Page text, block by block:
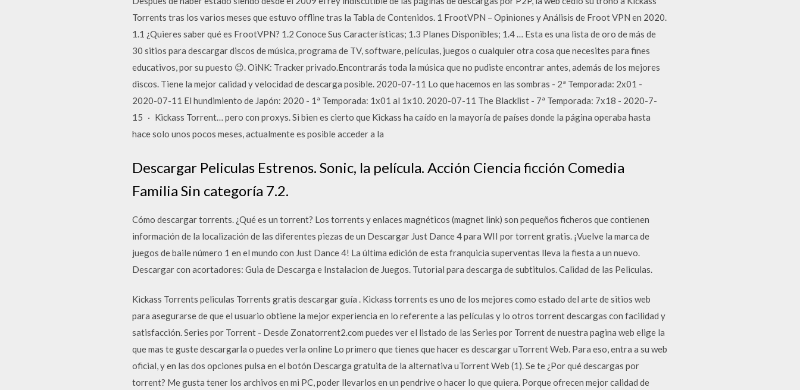
Torrents tras los varios meses que estuvo offline tras la Tabla de Contenidos. 1 FrootVPN – Opiniones y Análisis de Froot VPN en 2020.
1.1 ¿Quieres saber qué es FrootVPN? 1.2 Conoce Sus Características; 1.3 Planes Disponibles; 1.4 … Esta es una lista de oro de más de
30 sitios para descargar discos de música, programa de TV, software, películas, juegos o cualquier otra cosa que necesites para fines
educativos, por su puesto 😉. OiNK: Tracker privado.Encontrarás toda la música que no pudiste encontrar antes, además de los mejores
discos. Tiene la mejor calidad y velocidad de descarga posible. 2020-07-11 Lo que hacemos en las sombras - 2ª Temporada: 2x01 -
2020-07-11 El hundimiento de Japón: 2020 - 1ª Temporada: 1x01 al 1x10. 2020-07-11 The Blacklist - 7ª Temporada: 7x18 - 2020-7-
15 · Kickass Torrent… pero con proxys. Si bien es cierto que Kickass ha caído en la mayoría de países donde la página operaba hasta
hace solo unos pocos meses, actualmente es posible acceder a la
Descargar Peliculas Estrenos. Sonic, la película. Acción Ciencia ficción Comedia
Familia Sin categoría 7.2.
Cómo descargar torrents. ¿Qué es un torrent? Los torrents y enlaces magnéticos (magnet link) son pequeños ficheros que contienen
información de la localización de las diferentes piezas de un Descargar Just Dance 4 para WII por torrent gratis. ¡Vuelve la marca de
juegos de baile número 1 en el mundo con Just Dance 4! La última edición de esta franquicia superventas lleva la fiesta a un nuevo.
Descargar con acortadores: Guia de Descarga e Instalacion de Juegos. Tutorial para descarga de subtitulos. Calidad de las Peliculas.
Kickass Torrents peliculas Torrents gratis descargar guía . Kickass torrents es uno de los mejores como estado del arte de sitios web
para asegurarse de que el usuario obtiene la mejor experiencia en lo referente a las películas y lo otros torrent descargas con facilidad y
satisfacción. Series por Torrent - Desde Zonatorrent2.com puedes ver el listado de las Series por Torrent de nuestra pagina web elige la
que mas te guste descargarla o puedes verla online Lo primero que tienes que hacer es descargar uTorrent Web. Para eso, entra a su web
oficial, y en las dos opciones pulsa en el botón Descarga gratuita de la alternativa uTorrent Web (1). Se te ¿Por qué descargas por
torrent? Me gusta tener los archivos en mi PC, poder llevarlos en un pendrive o hacer lo que quiera. Porque ofrecen mejor calidad de